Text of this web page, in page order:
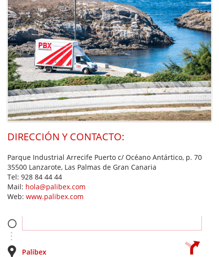
DIRECCIÓN Y CONTACTO:
Parque Industrial Arrecife Puerto c/ Océano Antártico, p. 70
35500 Lanzarote, Las Palmas de Gran Canaria
Tel: 928 84 44 44
Mail: hola@palibex.com
Web: www.palibex.com
Palibex